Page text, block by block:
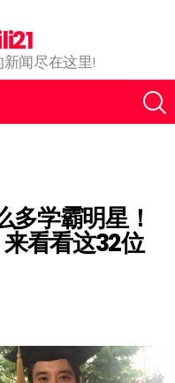
闻尽在这里!
多学霸明星！
看看这32位